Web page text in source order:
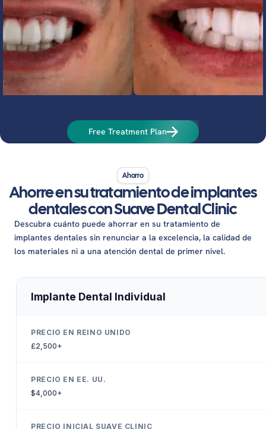
Free Treatment Plan
Ahorro
Ahorre en su tratamiento de implantes
dentales con Suave Dental Clinic
Descubra cuánto puede ahorrar en su tratamiento de
implantes dentales sin renunciar a la excelencia, la calidad de
los materiales ni a una atención dental de primer nivel.
Implante Dental Individual
£2,500+
$4,000+